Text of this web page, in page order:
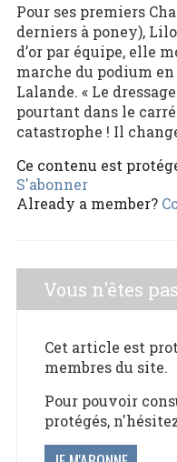
Pour ses premiers
derniers à poney),
d’or par équipe, elle
marche du podium
Lalande. « Le
pourtant dans le
catastrophe ! Il
Ce contenu est
S'abonner
Already a member?
Vous n'êtes
Cet article est
membres du site.
Pour pouvoir
protégés,